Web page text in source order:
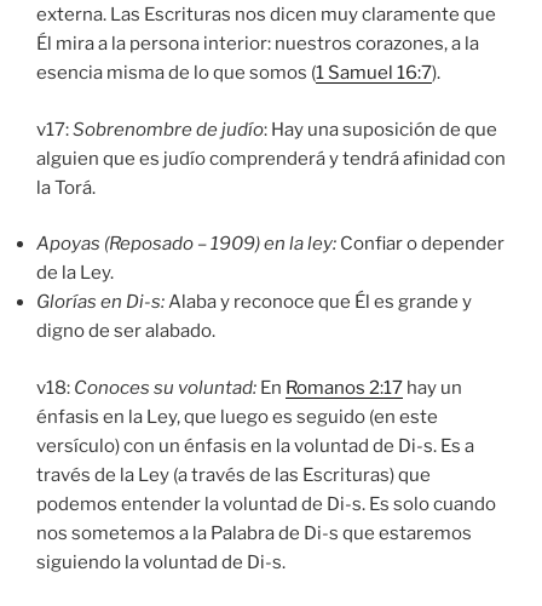
externa. Las Escrituras nos dicen muy claramente que
Él mira a la persona interior: nuestros corazones, a la
esencia misma de lo que somos (1 Samuel 16:7).
v17:Sobrenombre de judío: Hay una suposición de que
alguien que es judío comprenderá y tendrá afinidad con
la Torá.
Apoyas (Reposado – 1909) en la ley: Confiar o depender
de la Ley.
Glorías en Di-s:Alaba y reconoce que Él es grande y
digno de ser alabado.
v18: Conoces su voluntad: En Romanos 2:17 hay un
énfasis en la Ley, que luego es seguido (en este
versículo) con un énfasis en la voluntad de Di-s. Es a
través de la Ley (a través de las Escrituras) que
podemos entender la voluntad de Di-s. Es solo cuando
nos sometemos a la Palabra de Di-s que estaremos
siguiendo la voluntad de Di-s.